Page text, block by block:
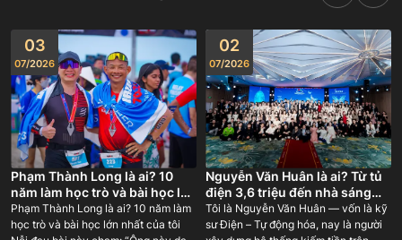
03
07/2026
Phạm Thành Long là ai? 10
năm làm học trò và bài học lớn
nhất của tôi
Phạm Thành Long là ai? 10 năm làm
học trò và bài học lớn nhất của tôi
02
07/2026
Nguyễn Văn Huân là ai? Từ tủ
điện 3,6 triệu đến nhà sáng
lập GODA 180 người
Tôi là Nguyễn Văn Huân — vốn là kỹ
sư Điện – Tự động hóa, nay là người